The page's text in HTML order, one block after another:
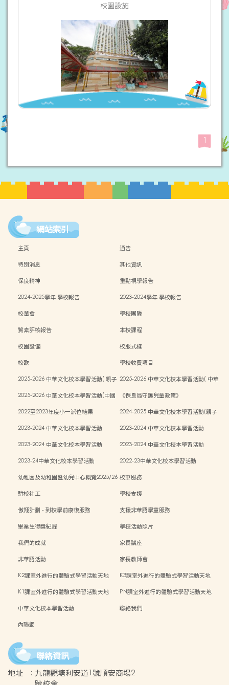
校園設施
1
網站索引
主頁
通告
特別消息
其他資訊
保良精神
重點視學報告
2024-2025學年 學校報告
2023-2024學年 學校報告
校董會
學校團隊
質素評核報告
本校課程
校園設備
校服式樣
校歌
學校收費項目
2025-2026 中華文化校本學習活動( 親子 2025-2026 中華文化校本學習活動( 中華
2025-2026 中華文化校本學習活動(中國
《保良局守護兒童政策》
2022至2023年度小一派位結果
2024-2025 中華文化校本學習活動(親子
2023-2024 中華文化校本學習活動
2023-2024 中華文化校本學習活動
2023-2024 中華文化校本學習活動
2023-2024 中華文化校本學習活動
2023-24中華文化校本學習活動
2022-23中華文化校本學習活動
幼稚園及幼稚園暨幼兒中心概覽2025/26 校車服務
駐校社工
學校支援
傲翔計劃 - 到校學前康復服務
支援非華語學童服務
畢業生得獎紀錄
學校活動照片
我們的成就
家長講座
非華語活動
家長教師會
K2課室外進行的體驗式學習活動天地
K3課室外進行的體驗式學習活動天地
K1課室外進行的體驗式學習活動天地
PN課室外進行的體驗式學習活動天地
中華文化校本學習活動
聯絡我們
內聯網
聯絡資訊
地址 : 九龍觀塘利安道1號順安商場2